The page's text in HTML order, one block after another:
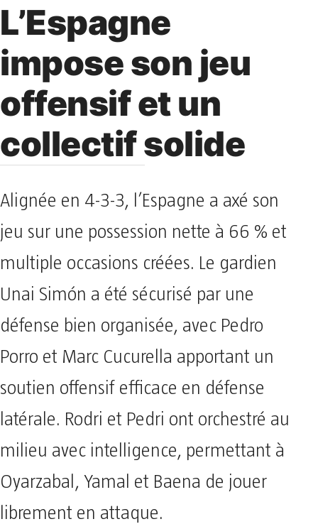
L’Espagne
impose son jeu
offensif et un
collectif solide
Alignée en 4-3-3, l’Espagne a axé son
jeu sur une possession nette à 66 % et
multiple occasions créées. Le gardien
Unai Simón a été sécurisé par une
défense bien organisée, avec Pedro
Porro et Marc Cucurella apportant un
soutien offensif efficace en défense
latérale. Rodri et Pedri ont orchestré au
milieu avec intelligence, permettant à
Oyarzabal, Yamal et Baena de jouer
librement en attaque.